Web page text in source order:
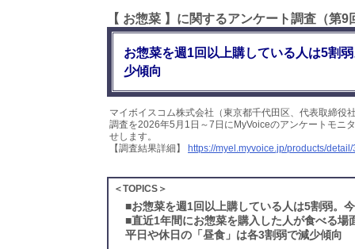
【 お惣菜 】に関するアンケート調査（第9
お惣菜を週1回以上購している人は5割
少傾向
マイボイスコム株式会社（東京都千代田区、代表取締
調査を2026年5月1日～7日にMyVoiceのアンケートモニ
せします。
【調査結果詳細】
https://myel.myvoice.jp/products/
＜TOPICS＞
■お惣菜を週1回以上購している人は5割弱。
■直近1年間にお惣菜を購入した人が食べる
平日や休日の「昼食」は各3割弱で減少傾向